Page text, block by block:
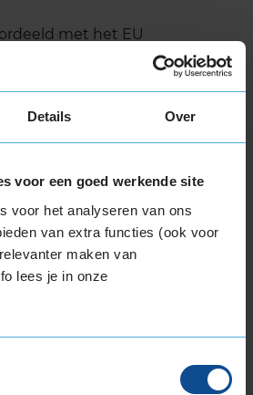
Details Over
voor een goed werkende site
voor het analyseren van ons
van extra functies (ook voor
maken van
lees je in onze
met het EU
label D, wat overeen komt
brandstofefficiëntie.
op nat wegdek is deze band
een D-label, wat betekent
extern rolgeluid van 72 dB
betekent dat deze band
heeft.
band, klik danhier